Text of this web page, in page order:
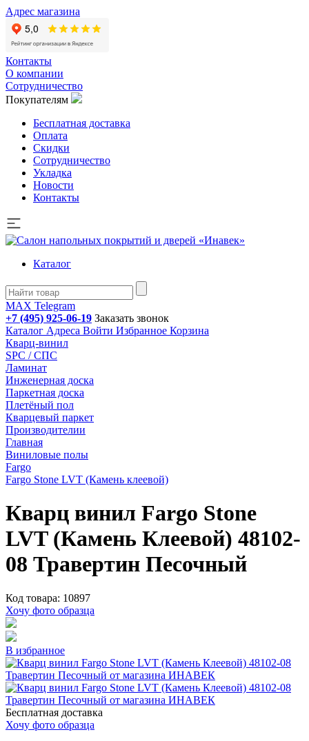
Адрес магазина
Контакты
О компании
Сотрудничество
Покупателям
Бесплатная доставка
Оплата
Скидки
Сотрудничество
Укладка
Новости
Контакты
Каталог
MAX Telegram
+7 (495) 925-06-19 Заказать звонок
Каталог Адреса Войти Избранное Корзина
Кварц-винил
SPC / СПС
Ламинат
Инженерная доска
Паркетная доска
Плетёный пол
Кварцевый паркет
Производителии
Главная
Виниловые полы
Fargo
Fargo Stone LVT (Камень клеевой)
Кварц винил Fargo Stone
LVT (Камень Клеевой) 48102-
08 Травертин Песочный
Код товара: 10897
Хочу фото образца
В избранное
Бесплатная доставка
Хочу фото образца